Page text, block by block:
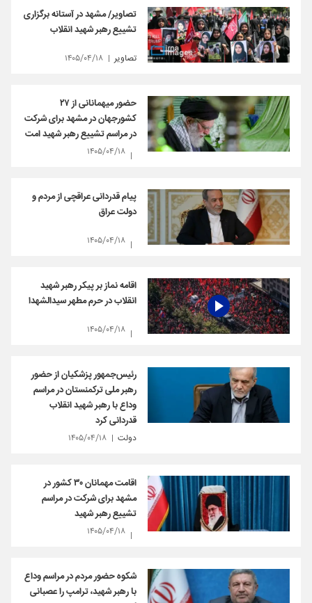
تصاویر/ مشهد در آستانه برگزاری
تشییع رهبر شهید انقلاب
تصاویر ۱۴۰۵/۰۴/۱۸
حضور میهمانانی از ۲۷
کشورجهان در مشهد برای شرکت
در مراسم تشییع رهبر شهید امت
۱۴۰۵/۰۴/۱۸
پیام قدردانی عراقچی از مردم و
دولت عراق
۱۴۰۵/۰۴/۱۸
اقامه نماز بر پیکر رهبر شهید
انقلاب در حرم مطهر سیدالشهدا
۱۴۰۵/۰۴/۱۸
رئیس‌جمهور پزشکیان از حضور
رهبر ملی ترکمنستان در مراسم
وداع با رهبر شهید انقلاب
قدردانی کرد
دولت ۱۴۰۵/۰۴/۱۸
اقامت مهمانان ۳۰ کشور در
مشهد برای شرکت در مراسم
تشییع رهبر شهید
۱۴۰۵/۰۴/۱۸
شکوه حضور مردم در مراسم وداع
با رهبر شهید، ترامپ را عصبانی